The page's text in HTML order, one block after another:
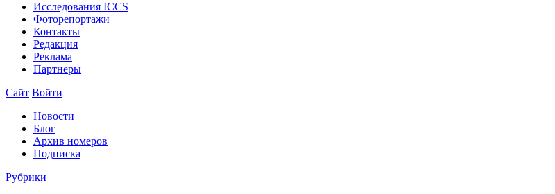
Исследования ICCS
Фоторепортажи
Контакты
Редакция
Реклама
Партнеры
Сайт Войти
Новости
Блог
Архив номеров
Подписка
Рубрики